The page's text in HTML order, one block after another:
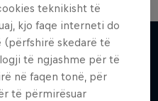
teknikisht të
kjo faqe interneti do
(përfshirë skedarë të
të ngjashme për të
në faqen tonë, për
të përmirësuar